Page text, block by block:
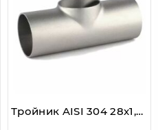
Тройник AISI 304 28x1,5 мм